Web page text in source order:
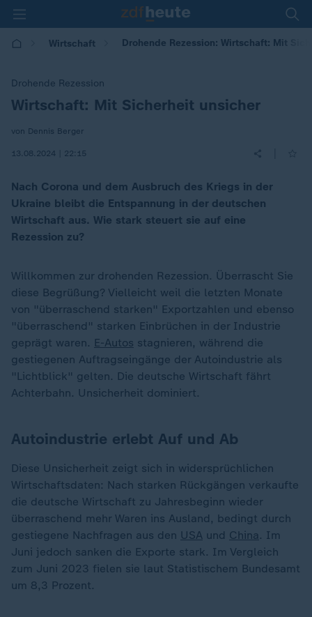
Wirtschaft Drohende Rezession: Wirtschaft: Mit
Drohende Rezession
:
Wirtschaft: Mit Sicherheit unsicher
von Dennis Berger
13.08.2024 | 22:15
Nach Corona und dem Ausbruch des Kriegs in der
Ukraine bleibt die Entspannung in der deutschen
Wirtschaft aus. Wie stark steuert sie auf eine
Rezession zu?
Willkommen zur drohenden Rezession. Überrascht Sie
diese Begrüßung? Vielleicht weil die letzten Monate
von "überraschend starken" Exportzahlen und ebenso
"überraschend" starken Einbrüchen in der Industrie
geprägt waren. E-Autos stagnieren, während die
gestiegenen Auftragseingänge der Autoindustrie als
"Lichtblick" gelten. Die deutsche Wirtschaft fährt
Achterbahn. Unsicherheit dominiert.
Autoindustrie erlebt Auf und Ab
Diese Unsicherheit zeigt sich in widersprüchlichen
Wirtschaftsdaten: Nach starken Rückgängen verkaufte
die deutsche Wirtschaft zu Jahresbeginn wieder
überraschend mehr Waren ins Ausland, bedingt durch
gestiegene Nachfragen aus den USA und China . Im
Juni jedoch sanken die Exporte stark. Im Vergleich
zum Juni 2023 fielen sie laut Statistischem Bundesamt
um 8,3 Prozent.